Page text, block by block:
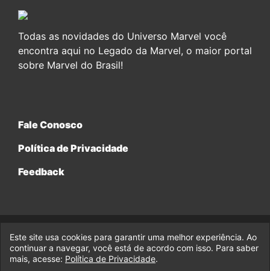
Todas as novidades do Universo Marvel você
encontra aqui no Legado da Marvel, o maior portal
sobre Marvel do Brasil!
Fale Conosco
Política de Privacidade
Feedback
© 2017-2026 Legado da Marvel, uma empresa da Legado
Enterprises.
Este site usa cookies para garantir uma melhor experiência. Ao
continuar a navegar, você está de acordo com isso. Para saber
mais, acesse: Política de Privacidade.